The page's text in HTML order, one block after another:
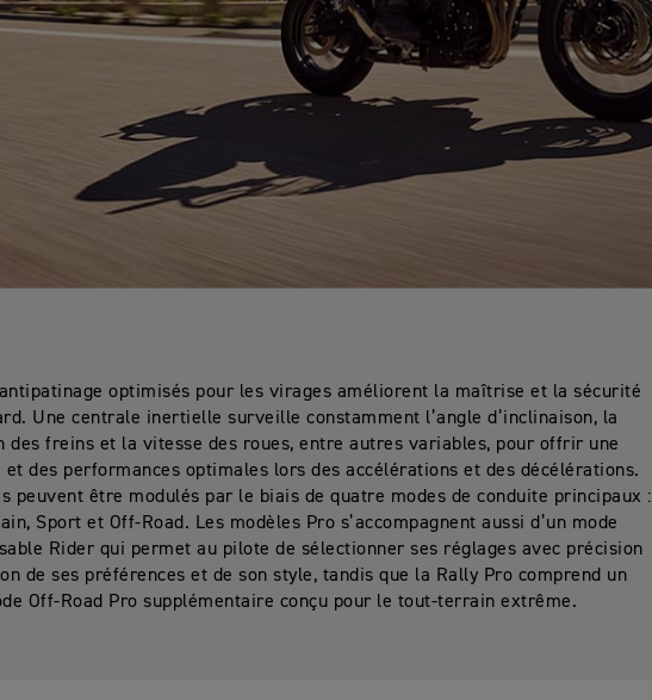
optimisés pour les virages améliorent la maîtrise et la sécurité
Une centrale inertielle surveille constamment l’angle d’inclinaison, la
des freins et la vitesse des roues, entre autres variables, pour offrir une
et des performances optimales lors des accélérations et des décélérations.
peuvent être modulés par le biais de quatre modes de conduite principaux :
Sport et Off-Road. Les modèles Pro s’accompagnent aussi d’un mode
Rider qui permet au pilote de sélectionner ses réglages avec précision
de ses préférences et de son style, tandis que la Rally Pro comprend un
Off-Road Pro supplémentaire conçu pour le tout-terrain extrême.